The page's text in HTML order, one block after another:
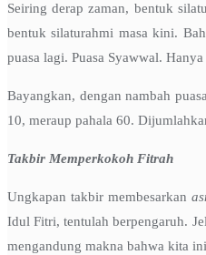
Seiring derap zaman, bentuk
bentuk silaturahmi masa kini.
puasa lagi. Puasa Syawwal.
Bayangkan, dengan nambah
10, meraup pahala 60.
Takbir Memperkokoh Fitrah
Ungkapan takbir membesarkan
Idul Fitri, tentulah berpengaruh.
mengandung makna bahwa kita